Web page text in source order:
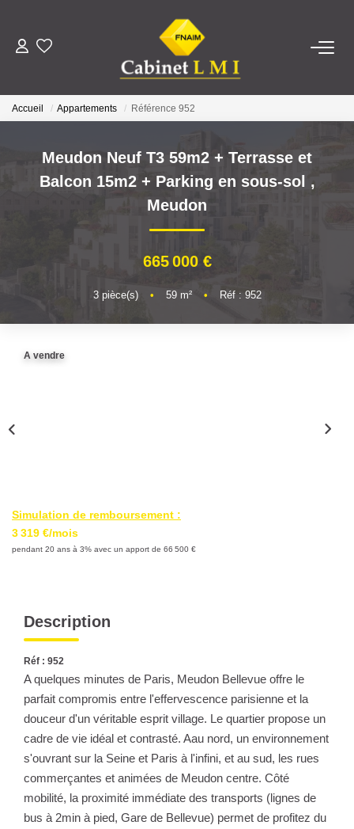
ACHETER
ESTIMER
NOTRE AGENCE
Accueil Appartements Référence 952
Meudon Neuf T3 59m2 + Terrasse et
Balcon 15m2 + Parking en sous-sol ,
Meudon
665 000 €
3pièce(s) • 59m² • Réf : 952
A vendre
Simulation de remboursement :
3 319 €/mois
pendant 20 ans à 3% avec un apport de 66 500 €
Description
Réf : 952
A quelques minutes de Paris, Meudon Bellevue offre le
parfait compromis entre l'effervescence parisienne et la
douceur d'un véritable esprit village. Le quartier propose un
cadre de vie idéal et contrasté. Aau nord, un environnement
s'ouvrant sur la Seine et Paris à l'infini, et au sud, les rues
commerçantes et animées de Meudon centre. Côté
mobilité, la proximité immédiate des transports (lignes de
bus à 2min à pied, Gare de Bellevue) permet de profitez du